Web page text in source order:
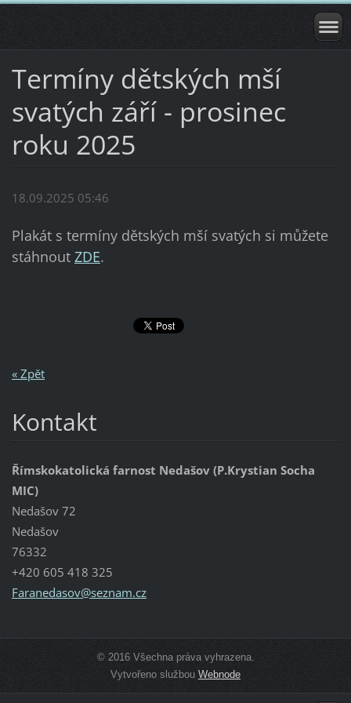
Termíny dětských mší
svatých září - prosinec
roku 2025
18.09.2025 05:46
Plakát s termíny dětských mší svatých si můžete
stáhnout ZDE.
« Zpět
Kontakt
Římskokatolická farnost Nedašov (P.Krystian Socha
MIC)
Nedašov 72
Nedašov
76332
+420 605 418 325
Faranedasov@seznam.cz
© 2016 Všechna práva vyhrazena.
Vytvořeno službou Webnode